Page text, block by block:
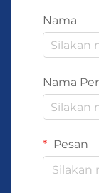
Nama
Nama
Pesan